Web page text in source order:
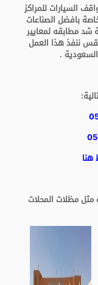
السيارات للمراكز
بافضل الصناعات
شد مطابقه لمعايير
ننفذ هذا العمل
.
مظلات المحلات